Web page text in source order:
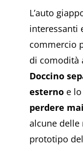
L’auto
interessanti
commercio
di comodità
Doccino
esterno e lo
perdere
alcune delle
prototipo